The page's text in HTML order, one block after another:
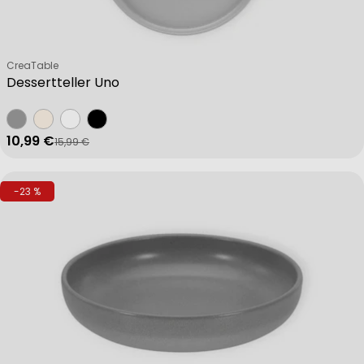
Dessertteller Uno
Verkäufer:
CreaTable
Verkaufspreis
10,99 €
Regulärer Preis
15,99 €
-23 %